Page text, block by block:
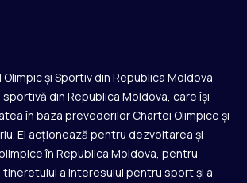
și Sportiv din Republica Moldova
din Republica Moldova, care își
în baza prevederilor Chartei Olimpice și
El acționează pentru dezvoltarea și
în Republica Moldova, pentru
tineretului a interesului pentru sport și a